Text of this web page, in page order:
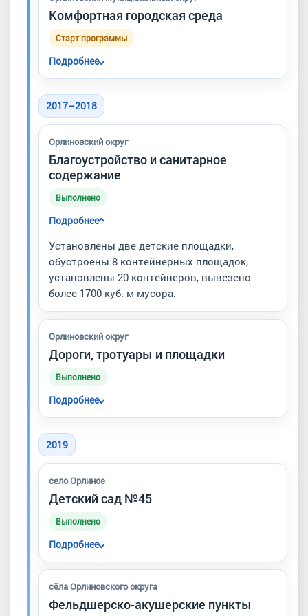
капитального благоустройства Севастополя.
Комфортная городская среда
Старт программы
Подробнее
программа формирования комфортной
городской среды, на базе которой позже
Орлином и других населённых пунктах
округа.
2017–2018
Орлиновский округ
Благоустройство и санитарное
содержание
Выполнено
Подробнее
Установлены две детские площадки,
обустроены 8 контейнерных площадок,
установлены 20 контейнеров, вывезено
более 1700 куб. м мусора.
Орлиновский округ
Дороги, тротуары и площадки
Выполнено
Подробнее
содержанию внутриквартальных и сельских
дорог, тротуаров, детских и спортивных
2019
село Орлиное
Детский сад №45
Выполнено
Подробнее
Строительство второго корпуса детского
сада №45.
сёла Орлиновского округа
Фельдшерско-акушерские пункты